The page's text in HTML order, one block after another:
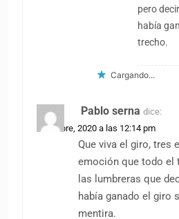
pero
había
trecho.
Cargando...
Pablo serna dice:
5 octubre, 2020 a las 12:14 pm
Que viva el giro, tres
emoción que todo el
las lumbreras que
había ganado el giro
mentira.